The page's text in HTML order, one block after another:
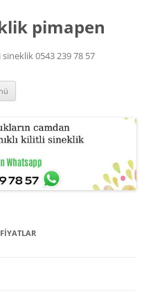
pimapen
0543 239 78 57